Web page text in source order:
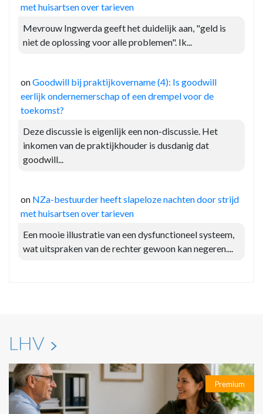
met huisartsen over tarieven
Mevrouw Ingwerda geeft het duidelijk aan, "geld is
niet de oplossing voor alle problemen". Ik...
onGoodwill bij praktijkovername (4): Is goodwill
eerlijk ondernemerschap of een drempel voor de
toekomst?
Deze discussie is eigenlijk een non-discussie. Het
inkomen van de praktijkhouder is dusdanig dat
goodwill...
on NZa-bestuurder heeft slapeloze nachten door strijd
met huisartsen over tarieven
Een mooie illustratie van een dysfunctioneel systeem,
wat uitspraken van de rechter gewoon kan negeren....
LHV
Premium